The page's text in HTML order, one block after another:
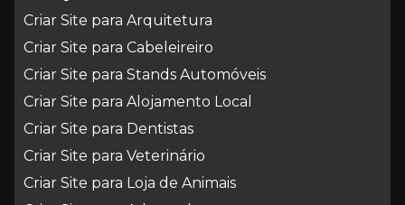
Criar Site para Arquitetura
Criar Site para Cabeleireiro
Criar Site para Stands Automóveis
Criar Site para Alojamento Local
Criar Site para Dentistas
Criar Site para Veterinário
Criar Site para Loja de Animais